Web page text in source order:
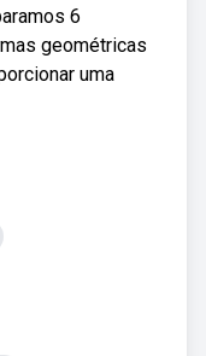
6
geométricas
uma